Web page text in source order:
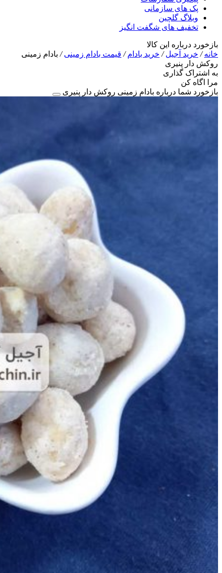
پک های سازمانی
وبلاگ گلچین
تخفیف های شگفت انگیز
بازخورد درباره این کالا
خانه/ خرید آجیل/ خرید بادام/ قیمت بادام زمینی/ بادام زمینی
روکش دار پنیری
به اشتراک گذاری
مرا اگاه کن
بازخورد شما درباره بادام زمینی روکش دار پنیری